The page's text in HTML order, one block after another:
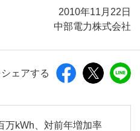
2010年11月22日
中部電力株式会社
ェアする
万kWh、対前年増加率